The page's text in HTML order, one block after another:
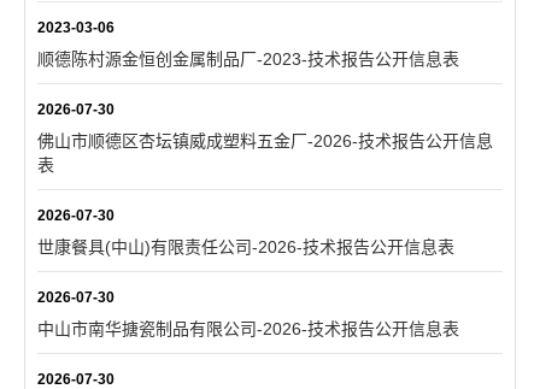
2023-03-06
顺德陈村源金恒创金属制品厂-2023-技术报告公开信息表
2026-07-30
佛山市顺德区杏坛镇威成塑料五金厂-2026-技术报告公开信息
表
2026-07-30
世康餐具(中山)有限责任公司-2026-技术报告公开信息表
2026-07-30
中山市南华搪瓷制品有限公司-2026-技术报告公开信息表
2026-07-30